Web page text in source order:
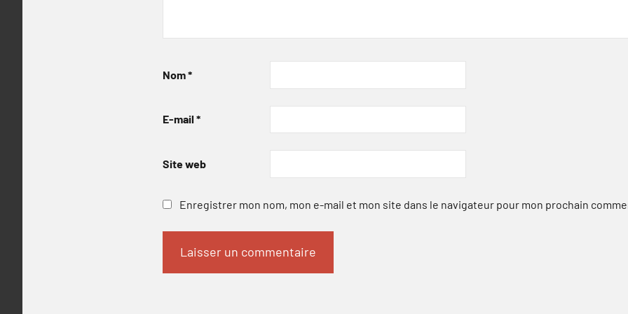
Nom*
E-mail *
Site web
Enregistrer mon nom, mon e-mail et mon site dans le navigateur pour mon prochain